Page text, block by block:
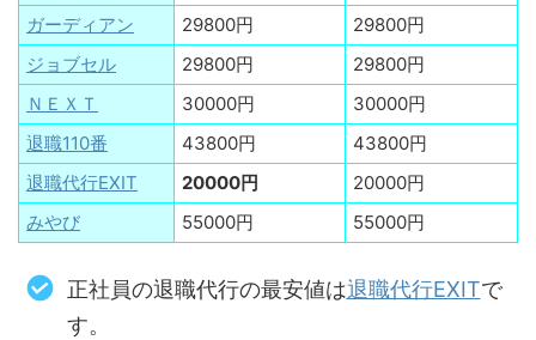
ガーディアン
29800円
29800円
ジョブセル
29800円
29800円
ＮＥＸＴ
30000円
30000円
退職110番
43800円
43800円
退職代行EXIT
20000円
20000円
みやび
55000円 55000円
正社員の退職代行の最安値は退職代行EXITで
す。